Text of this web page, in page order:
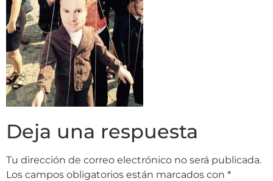
Deja una respuesta
Tu dirección de correo electrónico no será publicada.
Los campos obligatorios están marcados con *